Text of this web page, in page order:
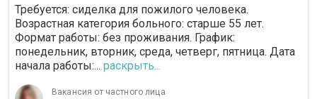
Требуется: сиделка для пожилого человека.
Возрастная категория больного: cтарше 55 лет.
Формат работы: без проживания. График:
понедельник, вторник, среда, четверг, пятница. Дата
начала работы:... раскрыть...
Вакансия от частного лица